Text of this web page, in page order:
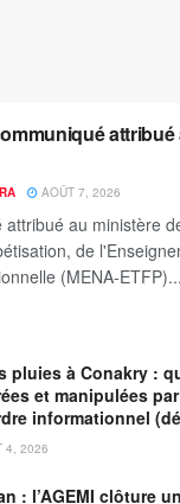
attribué
AOÛT 7, 2026
au ministère
de
(MENA-ETFP)...
pluies à Conakry :
et manipulées
informationnel
4, 2026
: l’AGEMI clôture